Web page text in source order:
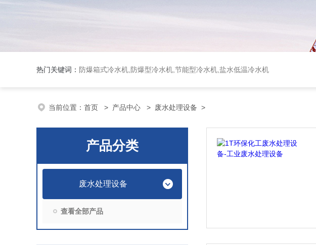
热门关键词： 防爆箱式冷水机,防爆型冷水机,节能型冷水机,盐水低温冷水机
当前位置： 首页 > 产品中心 > 废水处理设备 >
产品分类
废水处理设备
查看全部产品